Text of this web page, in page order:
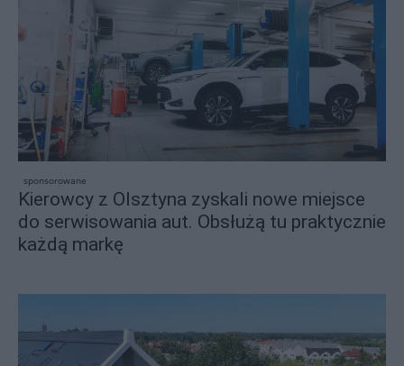
sponsorowane
Kierowcy z Olsztyna zyskali nowe miejsce
do serwisowania aut. Obsłużą tu praktycznie
każdą markę